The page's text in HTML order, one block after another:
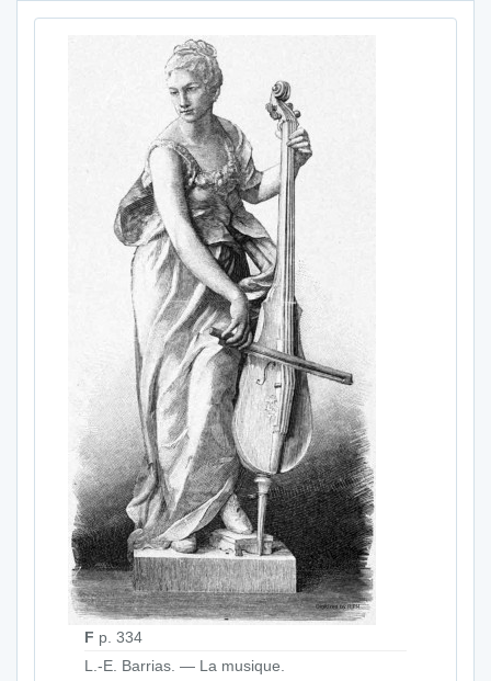
F p. 334
L.-E. Barrias. — La musique.